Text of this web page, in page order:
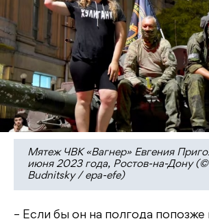
Мятеж ЧВК «Вагнер» Евгения
июня 2023 года, Ростов-на-Дону
Budnitsky / epa-efe)
– Если бы он на полгода попозже